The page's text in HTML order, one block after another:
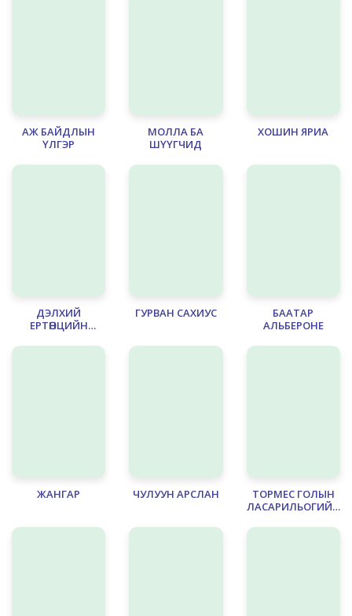
АЖ БАЙДЛЫН
ҮЛГЭР
МОЛЛА БА
ШҮҮГЧИД
ХОШИН ЯРИА
ДЭЛХИЙ
ЕРТӨНЦИЙН
ГУРВАН САХИУС
БААТАР
АЛЬБЕРОНЕ
ЖАНГАР ЧУЛУУН АРСЛАН
ТОРМЕС ГОЛЫН
ЛАСАРИЛЬОГИЙН